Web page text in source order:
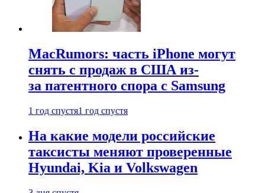
MacRumors: часть iPhone могут
снять с продаж в США из-
за патентного спора с Samsung
1 год спустя1 год спустя
На какие модели российские
таксисты меняют проверенные
Hyundai, Kia и Volkswagen